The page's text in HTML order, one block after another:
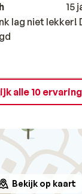
15
lag niet lekker!
lag niet lekker!
alle 10
Bekijk op kaart